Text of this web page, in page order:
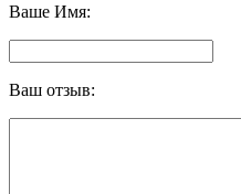
Ваше Имя:
Ваш отзыв: